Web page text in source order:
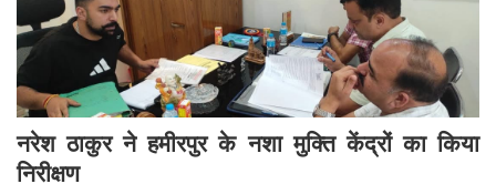
नरेश ठाकुर ने हमीरपुर के नशा मुक्ति केंद्रों का किया
निरीक्षण